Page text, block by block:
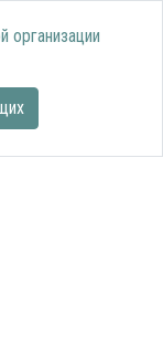
организации